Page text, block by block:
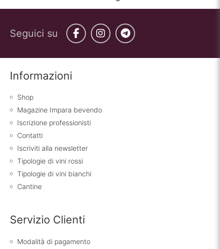
Seguici su Facebook
Instagram
Telegram
Informazioni
Shop
Magazine Impara bevendo
Iscrizione professionisti
Contatti
Iscriviti alla newsletter
Tipologie di vini rossi
Tipologie di vini bianchi
Cantine
Servizio Clienti
Modalità di pagamento